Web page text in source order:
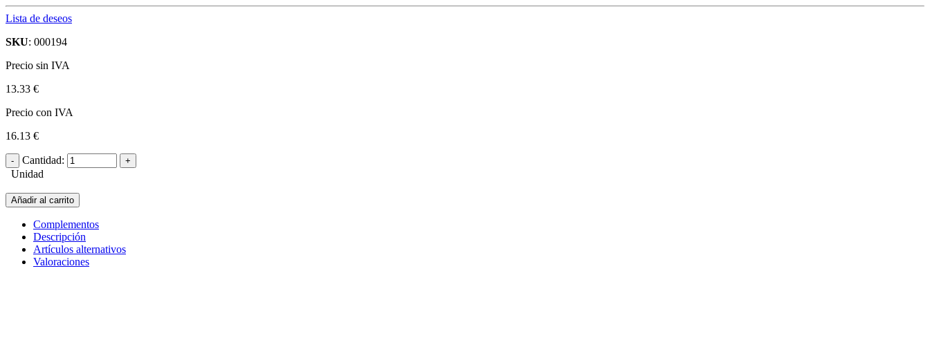
Lista de deseos
SKU: 000194
Precio sin IVA
13.33 €
Precio con IVA
16.13 €
Cantidad:
Unidad
Añadir al carrito
Complementos
Descripción
Artículos alternativos
Valoraciones